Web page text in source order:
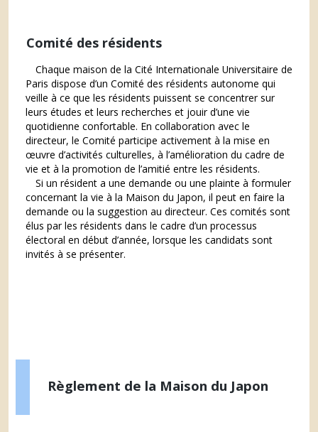
Comité des résidents
Chaque maison de la Cité Internationale Universitaire de
Paris dispose d’un Comité des résidents autonome qui
veille à ce que les résidents puissent se concentrer sur
leurs études et leurs recherches et jouir d’une vie
quotidienne confortable. En collaboration avec le
directeur, le Comité participe activement à la mise en
œuvre d’activités culturelles, à l’amélioration du cadre de
vie et à la promotion de l’amitié entre les résidents.
Si un résident a une demande ou une plainte à formuler
concernant la vie à la Maison du Japon, il peut en faire la
demande ou la suggestion au directeur. Ces comités sont
élus par les résidents dans le cadre d’un processus
électoral en début d’année, lorsque les candidats sont
invités à se présenter.
Règlement de la Maison du Japon